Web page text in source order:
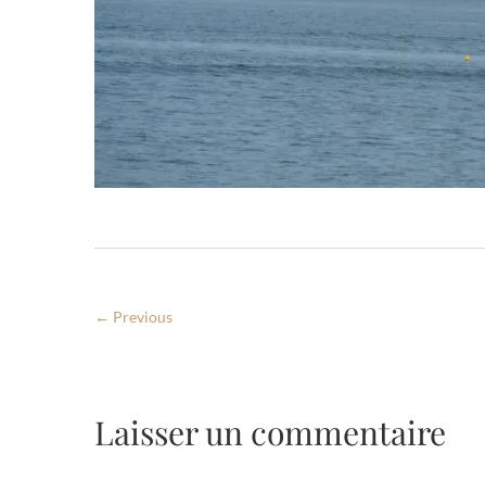
← Previous
Laisser un commentaire